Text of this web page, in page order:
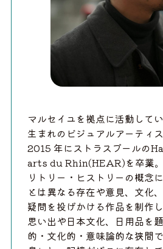
マルセイユを拠点に活動して
生まれのビジュアルアーティ
2015 年にストラスブールの
arts du Rhin(HEAR)を卒業
リトリー・ヒストリーの概念
とは異なる存在や意見、文化
疑問を投げかける作品を制作
思い出や日本文化、日用品を
的・文化的・意味論的な狭間